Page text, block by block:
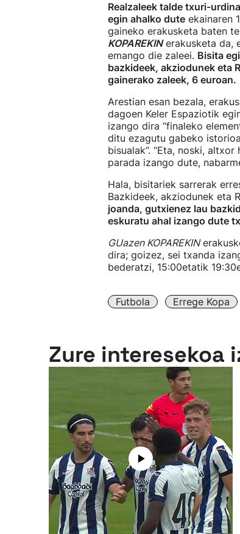
Realzaleek talde txuri-
egin ahalko dute ekainaren
gaineko erakusketa baten
KOPAREKINerakusketa da,
emango die zaleei. Bisita
bazkideek, akziodunek eta
gainerako zaleek, 6 euroan.
Arestian esan bezala,
dagoen Keler Espaziotik
izango dira “finaleko
ditu ezagutu gabeko
bisualak”. “Eta, noski,
parada izango dute,
Hala, bisitariek sarrerak
Bazkideek, akziodunek eta
joanda, gutxienez lau
eskuratu ahal izango dute
GUazen KOPAREKIN
dira; goizez, sei txanda
bederatzi, 15:00etatik
Futbola Errege Kopa
Zure interesekoa